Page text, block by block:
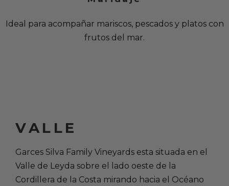
Ideal para acompañar mariscos, pescados y platos con
frutos del mar.
VALLE
Garces Silva Family Vineyards esta situada en el
Valle de Leyda sobre el lado oeste de la
Cordillera de la Costa mirando hacia el Océano